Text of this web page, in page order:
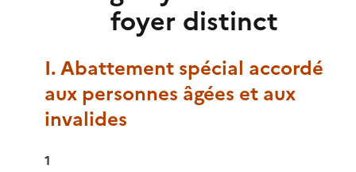
foyer distinct
I. Abattement spécial accordé
aux personnes âgées et aux
invalides
1